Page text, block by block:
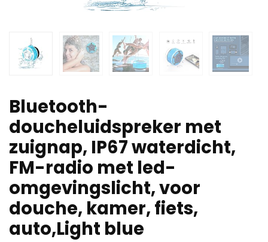
Bluetooth-
doucheluidspreker met
zuignap, IP67 waterdicht,
FM-radio met led-
omgevingslicht, voor
douche, kamer, fiets,
auto,Light blue